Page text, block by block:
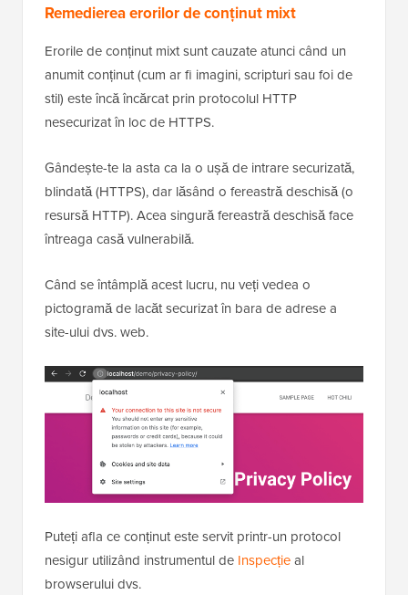
Remedierea erorilor de conținut mixt
Erorile de conținut mixt sunt cauzate atunci când un
anumit conținut (cum ar fi imagini, scripturi sau foi de
stil) este încă încărcat prin protocolul HTTP
nesecurizat în loc de HTTPS.
Gândește-te la asta ca la o ușă de intrare securizată,
blindată (HTTPS), dar lăsând o fereastră deschisă (o
resursă HTTP). Acea singură fereastră deschisă face
întreaga casă vulnerabilă.
Când se întâmplă acest lucru, nu veți vedea o
pictogramă de lacăt securizat în bara de adrese a
site-ului dvs. web.
Puteți afla ce conținut este servit printr-un protocol
nesigur utilizând instrumentul de Inspecțieal
browserului dvs.